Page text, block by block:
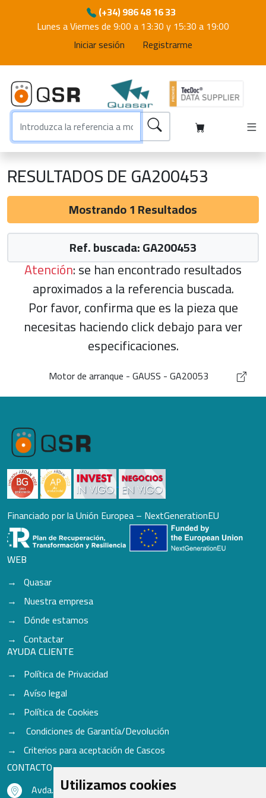
Utilizamos cookies
(+34) 986 48 16 33
Lunes a Viernes de 9:00 a 13:30 y 15:30 a 19:00
Iniciar sesión
Registrarme
RESULTADOS DE GA200453
Mostrando 1 Resultados
Ref. buscada: GA200453
Atención: se han encontrado resultados
aproximados a la referencia buscada.
Por favor, confirma que es la pieza que
necesitas haciendo click debajo para ver
especificaciones.
Motor de arranque - GAUSS - GA20053
Financiado por la Unión Europea – NextGenerationEU
WEB
Quasar
Nuestra empresa
Dónde estamos
Contactar
AYUDA CLIENTE
Política de Privacidad
Avíso legal
Política de Cookies
Condiciones de Garantía/Devolución
Criterios para aceptación de Cascos
CONTACTO
Avda. do Freixo - Sardoma, 13